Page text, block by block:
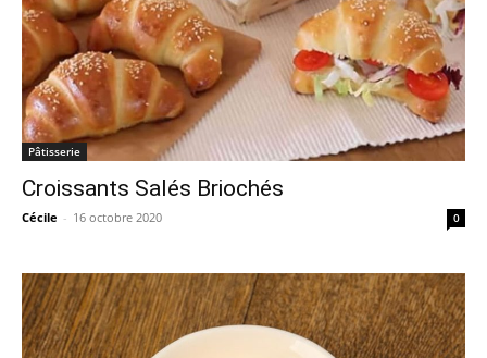
Pâtisserie
Croissants Salés Briochés
Cécile - 16 octobre 2020 0